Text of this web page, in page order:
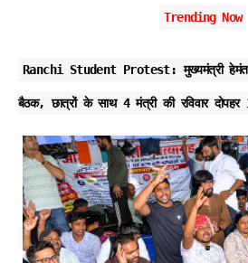
Trending Now
Ranchi Student Protest: मुख्यमंत्री हेमंत
बैठक, छात्रों के साथ 4 मंत्री की रविवार दोपहर